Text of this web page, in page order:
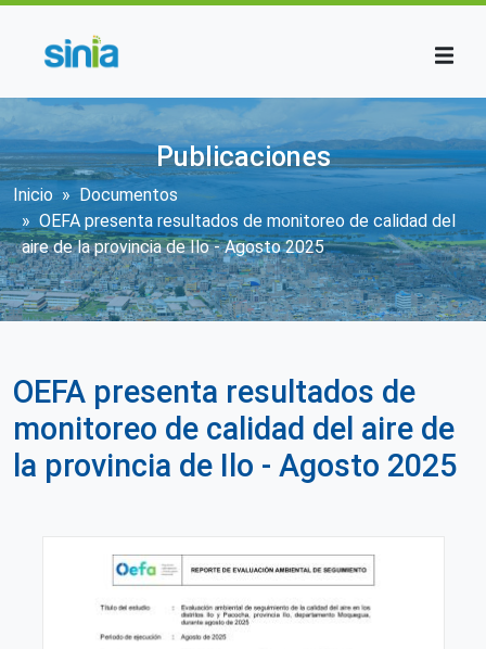
Publicaciones
Sobrescribir enlaces de ayuda a la
Inicio
Documentos
OEFA presenta resultados de monitoreo de calidad del
aire de la provincia de Ilo - Agosto 2025
OEFA presenta resultados de
monitoreo de calidad del aire de
la provincia de Ilo - Agosto 2025